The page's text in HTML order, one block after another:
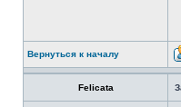
Вернуться к началу
Felicata